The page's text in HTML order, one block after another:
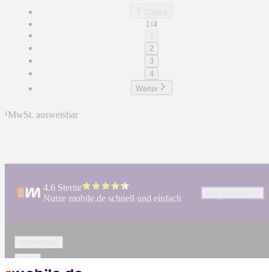
1/4
2
3
4
Weiter
¹MwSt. ausweisbar
4.6 Sterne
Nutze mobile.de schnell und einfach
AGB